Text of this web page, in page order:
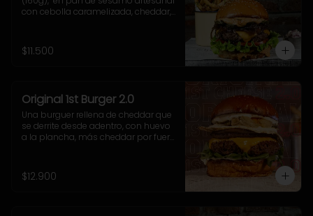
con cebolla caramelizada, cheddar,
elección.
$11.500
Original 1st Burger 2.0
Una burguer rellena de cheddar que
se derrite desde adentro, con huevo
a la plancha, más cheddar por fuera,
adictiva salsa Fletch.  Blue Cheese
2.0
$12.900